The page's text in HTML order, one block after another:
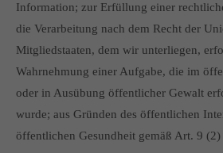
Information; zur Erfüllung einer
die Verarbeitung nach dem Recht der
Mitgliedstaaten, dem wir unterliegen,
Wahrnehmung einer Aufgabe, die im
oder in Ausübung öffentlicher Gewalt
wurde; aus Gründen des öffentlichen
öffentlichen Gesundheit gemäß Art. 9